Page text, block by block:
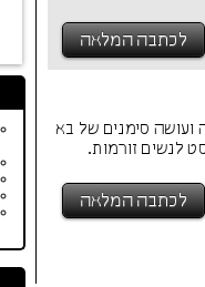
לכתבה המלאה
סימנים של בא
לנשים זורמות.
לכתבה המלאה